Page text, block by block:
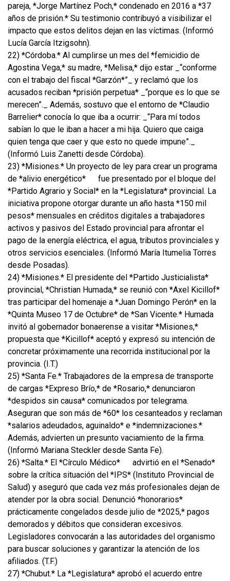
pareja, *Jorge Martínez Poch,* condenado en 2016 a *37
años de prisión.* Su testimonio contribuyó a visibilizar el
impacto que estos delitos dejan en las víctimas. (Informó
Lucía García Itzigsohn).
22) *Córdoba.* Al cumplirse un mes del *femicidio de
Agostina Vega,* su madre, *Melisa,* dijo estar _“conforme
con el trabajo del fiscal *Garzón*”_ y reclamó que los
acusados reciban *prisión perpetua* _“porque es lo que se
merecen”._ Además, sostuvo que el entorno de *Claudio
Barrelier* conocía lo que iba a ocurrir: _“Para mí todos
sabían lo que le iban a hacer a mi hija. Quiero que caiga
quien tenga que caer y que esto no quede impune”._
(Informó Luis Zanetti desde Córdoba).
23) *Misiones.* Un proyecto de ley para crear un programa
de *alivio energético*
fue presentado por el bloque del
*Partido Agrario y Social* en la *Legislatura* provincial. La
iniciativa propone otorgar durante un año hasta *150 mil
pesos* mensuales en créditos digitales a trabajadores
activos y pasivos del Estado provincial para afrontar el
pago de la energía eléctrica, el agua, tributos provinciales y
otros servicios esenciales. (Informó María Itumelia Torres
desde Posadas).
24) *Misiones.* El presidente del *Partido Justicialista*
provincial, *Christian Humada,* se reunió con *Axel Kicillof*
tras participar del homenaje a *Juan Domingo Perón* en la
*Quinta Museo 17 de Octubre* de *San Vicente.* Humada
invitó al gobernador bonaerense a visitar *Misiones,*
propuesta que *Kicillof* aceptó y expresó su intención de
concretar próximamente una recorrida institucional por la
provincia. (I.T.)
25) *Santa Fe.* Trabajadores de la empresa de transporte
de cargas *Expreso Brío,* de *Rosario,* denunciaron
*despidos sin causa* comunicados por telegrama.
Aseguran que son más de *60* los cesanteados y reclaman
*salarios adeudados, aguinaldo* e *indemnizaciones.*
Además, advierten un presunto vaciamiento de la firma.
(Informó Mariana Steckler desde Santa Fe).
26) *Salta.* El *Círculo Médico*
advirtió en el *Senado*
sobre la crítica situación del *IPS* (Instituto Provincial de
Salud) y aseguró que cada vez más profesionales dejan de
atender por la obra social. Denunció *honorarios*
prácticamente congelados desde julio de *2025,* pagos
demorados y débitos que consideran excesivos.
Legisladores convocarán a las autoridades del organismo
para buscar soluciones y garantizar la atención de los
afiliados. (T.F.)
27) *Chubut.* La *Legislatura* aprobó el acuerdo entre